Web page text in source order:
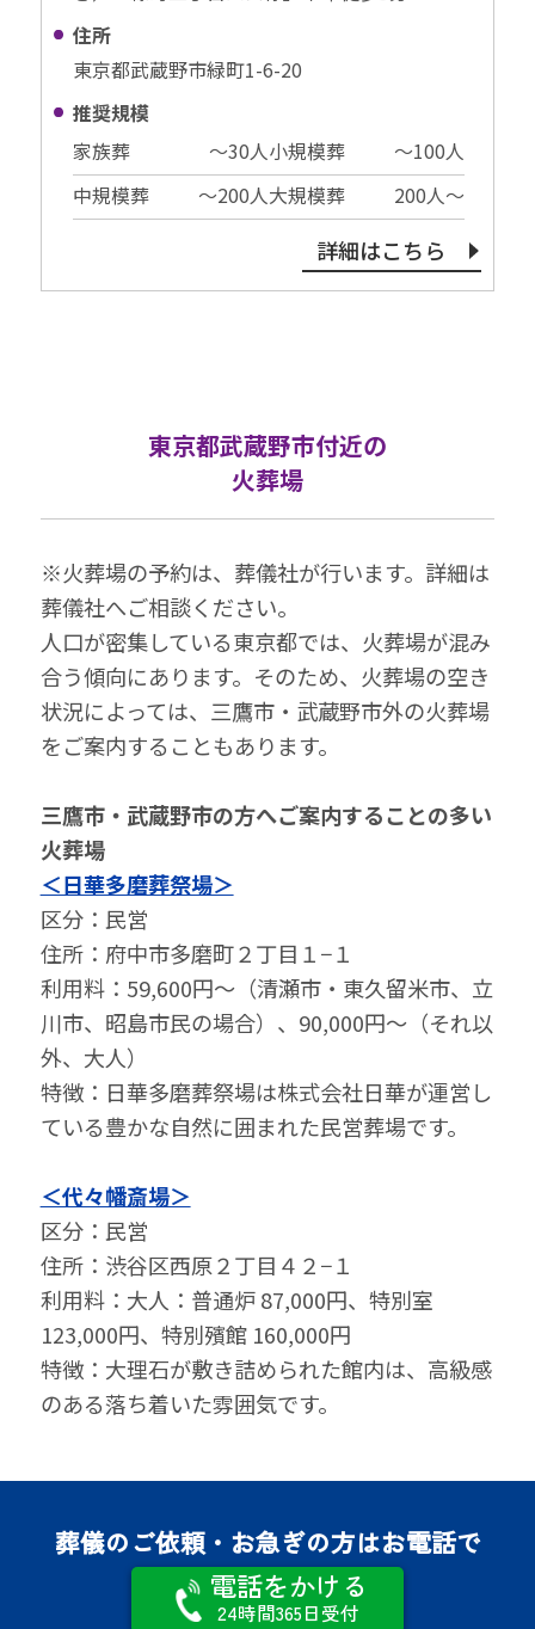
住所
東京都武蔵野市緑町1-6-20
推奨規模
家族葬
〜30⼈小規模葬
〜100⼈
中規模葬
〜200⼈大規模葬 200⼈〜
詳細はこちら
東京都武蔵野市付近の
火葬場
※⽕葬場の予約は、葬儀社が⾏います。詳細は
葬儀社へご相談ください。
⼈⼝が密集している東京都では、⽕葬場が混み
合う傾向にあります。そのため、⽕葬場の空き
状況によっては、三鷹市・武蔵野市外の⽕葬場
をご案内することもあります。
三鷹市・武蔵野市の⽅へご案内することの多い
⽕葬場
＜日華多磨葬祭場＞
区分：民営
住所：府中市多磨町２丁目１−１
利⽤料：59,600円～（清瀬市・東久留米市、立
川市、昭島市民の場合）、90,000円～（それ以
外、大人）
特徴：日華多磨葬祭場は株式会社日華が運営し
ている豊かな自然に囲まれた民営葬場です。
＜代々幡斎場＞
区分：民営
住所：渋谷区西原２丁目４２−１
利⽤料：大人：普通炉 87,000円、特別室
123,000円、特別殯館 160,000円
特徴：大理石が敷き詰められた館内は、高級感
のある落ち着いた雰囲気です。
葬儀のご依頼・お急ぎの方はお電話で
電話をかける
24時間365日受付